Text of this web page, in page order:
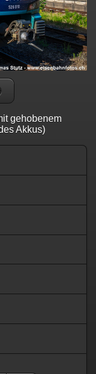
gehobenem
Akkus)